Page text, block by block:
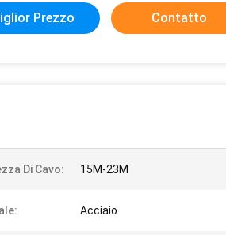
Prezzo Contatto
Di Cavo: 15M-23M
Acciaio